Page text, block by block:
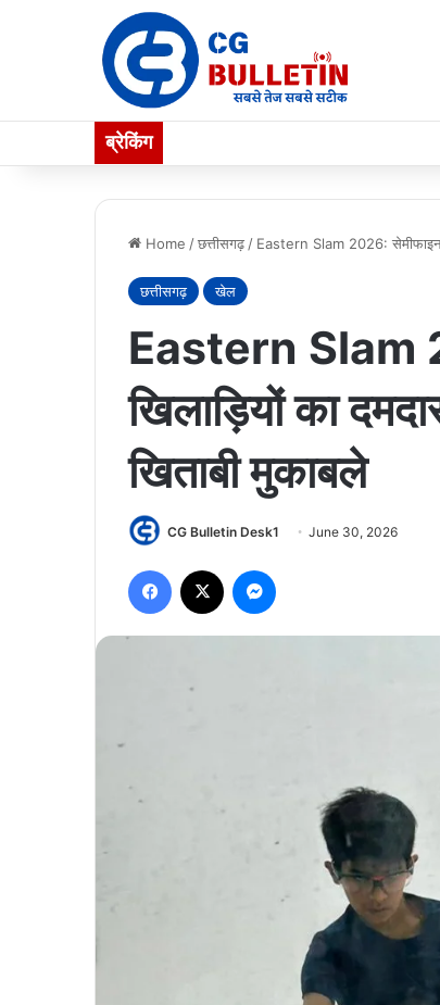
ब्रेकिंग
Home /छत्तीसगढ़ / Eastern Slam 2026: सेमीफाइनल
छत्तीसगढ़ खेल
Eastern Slam
खिलाड़ियों का
खिताबी मुकाबले
CG Bulletin Desk1 June 30, 2026
Facebook